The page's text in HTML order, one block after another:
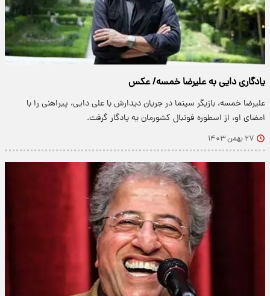
یادگاری دایی به علیرضا خمسه/ عکس
علیرضا خمسه، بازیگر سینما در جریان دیدارش با علی دایی، پیراهنی را با
امضای او، از اسطوره فوتبال کشورمان یه یادگار گرفت.
۲۷ بهمن ۱۴۰۳